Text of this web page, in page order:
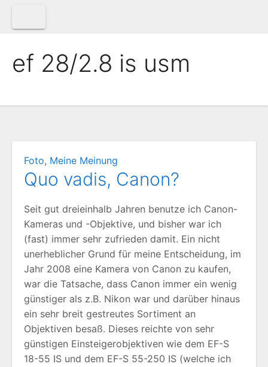
ef 28/2.8 is usm
Foto, Meine Meinung
Quo vadis, Canon?
Seit gut dreieinhalb Jahren benutze ich Canon-
Kameras und -Objektive, und bisher war ich
(fast) immer sehr zufrieden damit. Ein nicht
unerheblicher Grund für meine Entscheidung, im
Jahr 2008 eine Kamera von Canon zu kaufen,
war die Tatsache, dass Canon immer ein wenig
günstiger als z.B. Nikon war und darüber hinaus
ein sehr breit gestreutes Sortiment an
Objektiven besaß. Dieses reichte von sehr
günstigen Einsteigerobjektiven wie dem EF-S
18-55 IS und dem EF-S 55-250 IS (welche ich